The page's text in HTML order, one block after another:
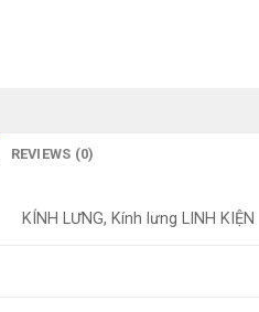
REVIEWS (0)
KÍNH LƯNG, Kính lưng LINH KIỆN